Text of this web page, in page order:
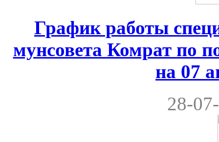
График работы
мунсовета Комрат по
на 07
28-